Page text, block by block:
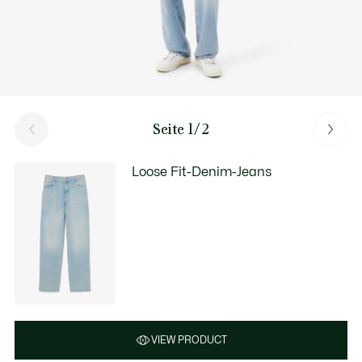
Seite 1/2
Loose Fit-Denim-Jeans
VIEW PRODUCT